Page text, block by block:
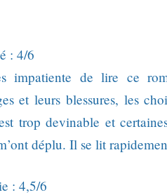
: 4/6
impatiente de lire ce
et leurs blessures, les
trop devinable et
déplu. Il se lit
: 4,5/6